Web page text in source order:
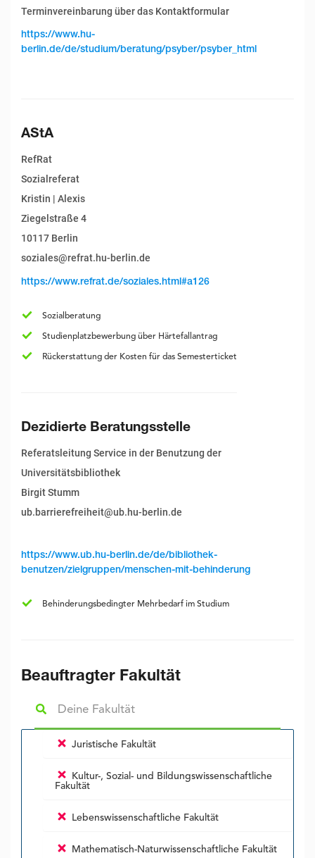
Terminvereinbarung über das Kontaktformular
https://www.hu-
berlin.de/de/studium/beratung/psyber/psyber_html
AStA
RefRat
Sozialreferat
Kristin | Alexis
Ziegelstraße 4
10117 Berlin
soziales@refrat.hu-berlin.de
https://www.refrat.de/soziales.html#a126
Sozialberatung
Studienplatzbewerbung über Härtefallantrag
Rückerstattung der Kosten für das Semesterticket
Dezidierte Beratungsstelle
Referatsleitung Service in der Benutzung der
Universitätsbibliothek
Birgit Stumm
ub.barrierefreiheit@ub.hu-berlin.de
https://www.ub.hu-berlin.de/de/bibliothek-
benutzen/zielgruppen/menschen-mit-behinderung
Behinderungsbedingter Mehrbedarf im Studium
Beauftragter Fakultät
Juristische Fakultät
Kultur-, Sozial- und Bildungs­wissenschaft­liche
Fakultät
Lebens­wissenschaft­liche Fakultät
Mathematisch-Naturwissenschaftliche Fakultät